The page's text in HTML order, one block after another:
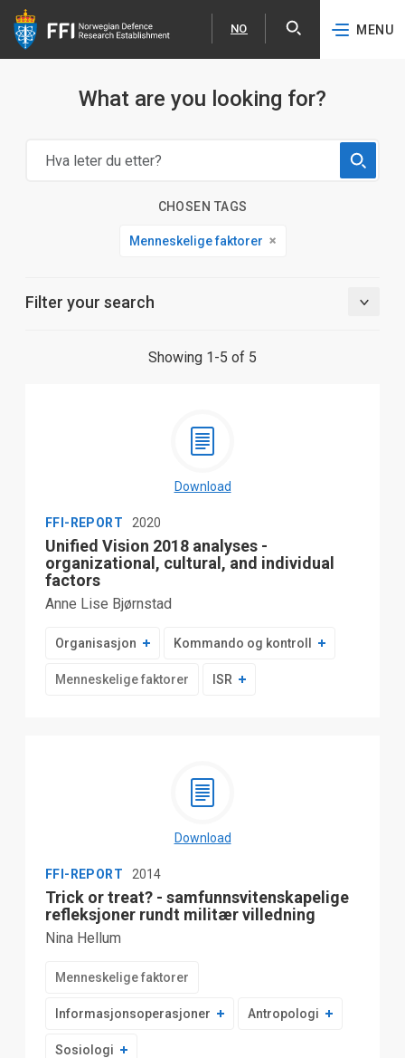
Skip to content
NO
Norsk MENU
What are you looking for?
CHOSEN TAGS
Menneskelige faktorer
Filter your search
Showing 1-5 of 5
Download
FFI-REPORT 2020
Unified Vision 2018 analyses -
organizational, cultural, and individual
factors
Anne Lise Bjørnstad
Organisasjon Kommando og kontroll
Menneskelige faktorer ISR
Download
FFI-REPORT 2014
Trick or treat? - samfunnsvitenskapelige
refleksjoner rundt militær villedning
Nina Hellum
Menneskelige faktorer
Informasjonsoperasjoner Antropologi
Sosiologi